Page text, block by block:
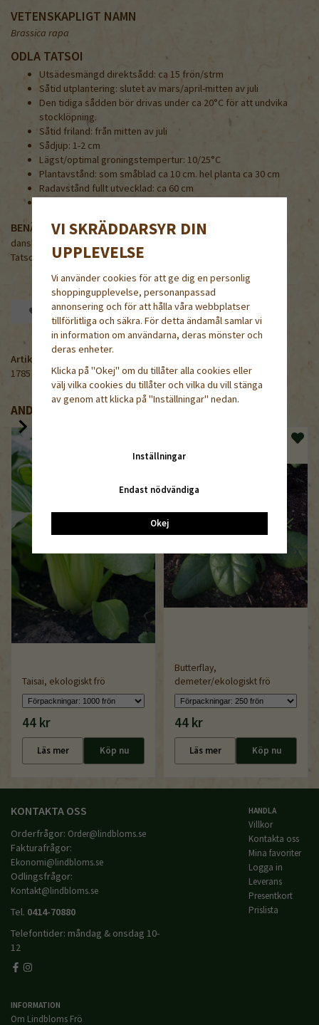
VETENSKAPLIGT NAMN
Brassica rapa
ODLA TATSOI
Utsädesmängd direktsådd: ca 15 frön/strm
Såtid utplantering: slutet av mars/april-mitten av juli
Den tidiga sådden bör drivas under ca 20°C för att undvika
stocklöpning.
Såtid friland: från mitten av juli
Sådjup: 1-2 cm
Lägst/optimal groningstempertur: 10/25°C
Plantavstånd: som småblad ca 10 cm. hel planta ca 30 cm
Radavstånd fullt utvecklad: ca 60 cm
BENÄMNING PÅ NÅGRA ANDRA SPRÅK
danska/norska/finska/engelska/tyska
Tatsoikål /Tatsoi/ Tatsoikaali / Tatsoi / Rosette Pak Choi
Spara som favorit
Artikelnummer:
1785
ANDRA KÖPTE ÄVEN
Taisai, ekologiskt frö
44 kr
Läs mer Köp nu
Butterflay,
demeter/ekologiskt frö
44 kr
Läs mer Köp nu
KONTAKTA OSS
Orderfrågor: Order@lindbloms.se
Fakturafrågor:
Ekonomi@lindbloms.se
Odlingsfrågor:
Kontakt@lindbloms.se
Tel. 0414-70880
Telefontider: måndag & onsdag 10-
12
HANDLA
Villkor
Kontakta oss
Mina favoriter
Logga in
Leverans
Presentkort
Prislista
INFORMATION
Om Lindbloms Frö
VI SKRÄDDARSYR DIN
UPPLEVELSE
Vi använder cookies för att ge dig en personlig
shoppingupplevelse, personanpassad
annonsering och för att hålla våra webbplatser
tillförlitliga och säkra. För detta ändamål samlar vi
in information om användarna, deras mönster och
deras enheter.
Klicka på "Okej" om du tillåter alla cookies eller
välj vilka cookies du tillåter och vilka du vill stänga
av genom att klicka på "Inställningar" nedan.
Inställningar
Endast nödvändiga
Okej